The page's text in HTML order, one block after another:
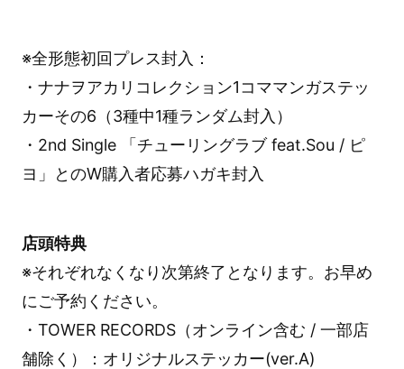
※全形態初回プレス封入：
・ナナヲアカリコレクション1コママンガステッ
カーその6（3種中1種ランダム封入）
・2nd Single 「チューリングラブ feat.Sou / ピ
ヨ」とのW購入者応募ハガキ封入
店頭特典
※それぞれなくなり次第終了となります。お早め
にご予約ください。
・TOWER RECORDS（オンライン含む / 一部店
舗除く）：オリジナルステッカー(ver.A)